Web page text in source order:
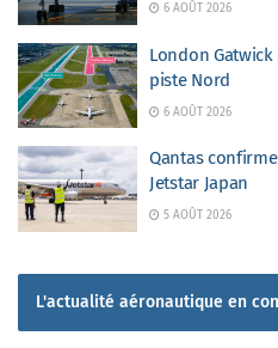
6 AOÛT 2026
London
piste Nord
6 AOÛT 2026
Qantas
Jetstar Japan
5 AOÛT 2026
L'actualité aéronautique en